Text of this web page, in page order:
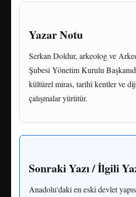
Yazar Notu
Serkan Doldur, arkeolog ve
Şubesi Yönetim Kurulu
kültürel miras, tarihî kentler ve
çalışmalar yürütür.
Sonraki Yazı / İlgili
Anadolu'daki en eski devlet